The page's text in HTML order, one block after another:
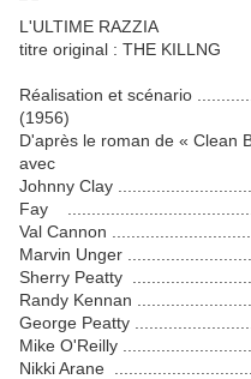
L'ULTIME RAZZIA
titre original : THE KILLNG
Réalisation et scénario
(1956)
D'après le roman de « Clean
avec
Johnny Clay
Fay
Val Cannon
Marvin Unger
Sherry Peatty
Randy Kennan
George Peatty
Mike O'Reilly
Nikki Arane